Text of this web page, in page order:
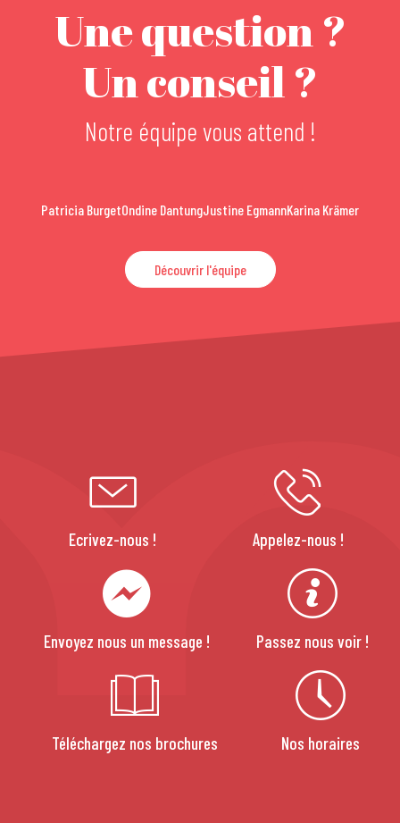
Une question ?
Un conseil ?
Notre équipe vous attend !
Patricia BurgetOndine DantungJustine EgmannKarina Krämer
Découvrir l'équipe
Ecrivez-nous ! Appelez-nous !
Envoyez nous un message ! Passez nous voir !
Téléchargez nos brochures Nos horaires